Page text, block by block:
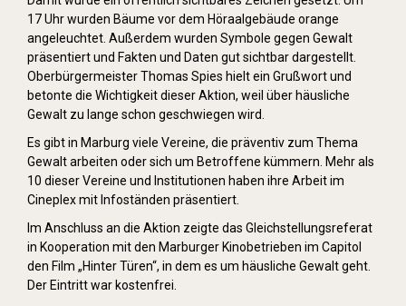
17 Uhr wurden Bäume vor dem Höraalgebäude orange
angeleuchtet. Außerdem wurden Symbole gegen Gewalt
präsentiert und Fakten und Daten gut sichtbar dargestellt.
Oberbürgermeister Thomas Spies hielt ein Grußwort und
betonte die Wichtigkeit dieser Aktion, weil über häusliche
Gewalt zu lange schon geschwiegen wird.
Es gibt in Marburg viele Vereine, die präventiv zum Thema
Gewalt arbeiten oder sich um Betroffene kümmern. Mehr als
10 dieser Vereine und Institutionen haben ihre Arbeit im
Cineplex mit Infoständen präsentiert.
Im Anschluss an die Aktion zeigte das Gleichstellungsreferat
in Kooperation mit den Marburger Kinobetrieben im Capitol
den Film „Hinter Türen“, in dem es um häusliche Gewalt geht.
Der Eintritt war kostenfrei.